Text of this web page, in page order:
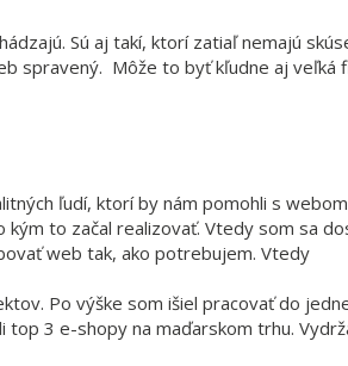
Sú aj takí, ktorí zatiaľ nemajú
spravený. Môže to byť kľudne aj veľká
ľudí, ktorí by nám pomohli s
to začal realizovať. Vtedy som sa
web tak, ako potrebujem. Vtedy
Po výške som išiel pracovať do
3 e-shopy na maďarskom trhu.